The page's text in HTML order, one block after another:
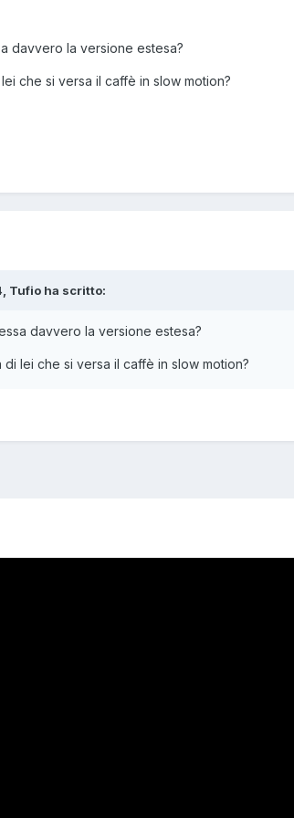
davvero la versione estesa?
che si versa il caffè in slow motion?
Tufio ha scritto:
davvero la versione estesa?
di lei che si versa il caffè in slow motion?